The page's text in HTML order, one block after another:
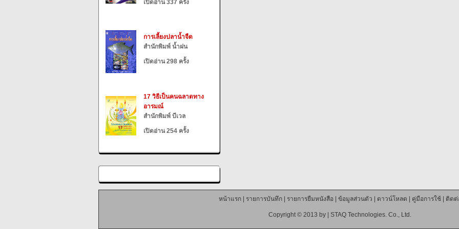
เปิดอ่าน 337 ครั้ง
การเลี้ยงปลาน้ำจืด
สำนักพิมพ์ น้ำฝน
เปิดอ่าน 298 ครั้ง
17 วิธีเป็นคนฉลาดทาง
อารมณ์
สำนักพิมพ์ บีเวล
เปิดอ่าน 254 ครั้ง
หน้าแรก| รายการบันทึก| รายการยืมหนังสือ ข้อมูลส่วนตัว ดาวน์โหลด คู่มือการใช้| ติดต่
Copyright © 2013 by | STAQ Technologies. Co., Ltd.